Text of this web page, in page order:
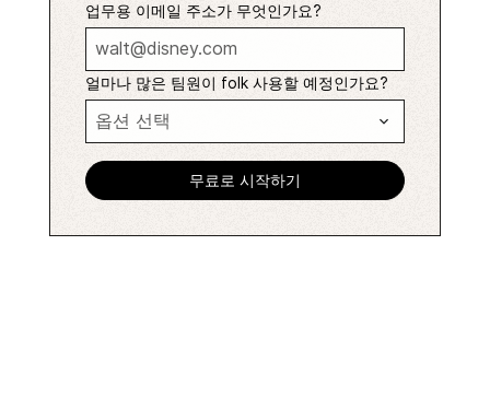
업무용 이메일 주소가 무엇인가요?
얼마나 많은 팀원이 folk 사용할 예정인가요?